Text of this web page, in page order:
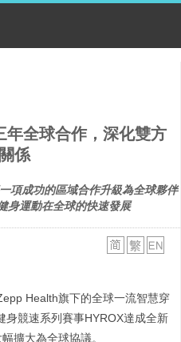
全球合作，深化雙方
係
項成功的區域合作升級為全球夥伴
身運動在全球的快速發展
Health旗下的全球一流智慧穿
身競速系列賽事HYROX達成全新
擴大為全球協議。